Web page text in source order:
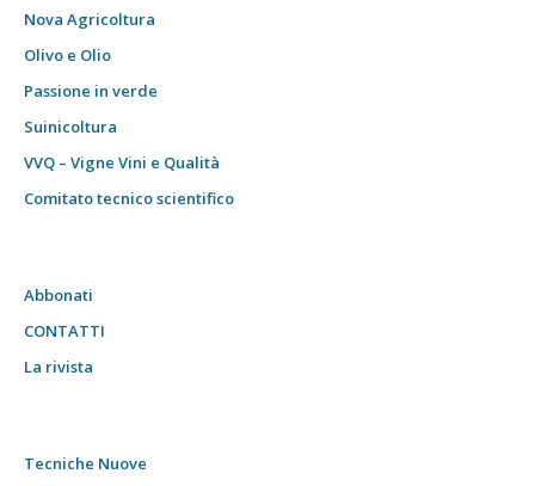
Nova Agricoltura
Olivo e Olio
Passione in verde
Suinicoltura
VVQ – Vigne Vini e Qualità
Comitato tecnico scientifico
Abbonati
CONTATTI
La rivista
Tecniche Nuove